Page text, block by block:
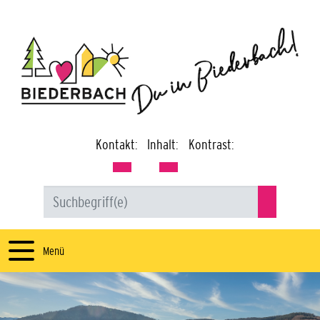
Kontakt: Inhalt: Kontrast:
Menü